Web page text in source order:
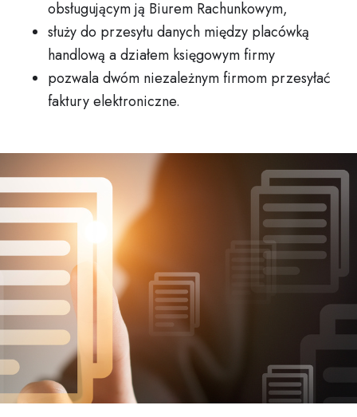
obsługującym ją Biurem Rachunkowym,
służy do przesyłu danych między placówką
handlową a działem księgowym firmy
pozwala dwóm niezależnym firmom przesyłać
faktury elektroniczne.